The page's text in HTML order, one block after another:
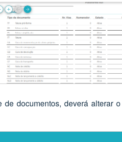
documentos, deverá alterar